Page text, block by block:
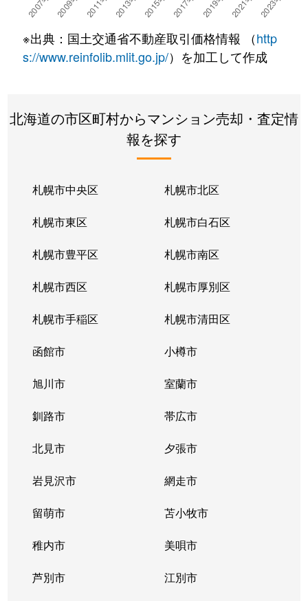
湯川町 780万円 湯の川温泉
徒歩4
湯浜町
450万円 函館アリーナ前
徒歩15
若松町
630万円 函館駅前 徒歩6
※出典：国土交通省不動産取引価格情報 （http
s://www.reinfolib.mlit.go.jp/）を加工して作成
北海道の市区町村からマンション売却・査定情
報を探す
札幌市中央区 札幌市北区
札幌市東区 札幌市白石区
札幌市豊平区 札幌市南区
札幌市西区 札幌市厚別区
札幌市手稲区 札幌市清田区
函館市 小樽市
旭川市 室蘭市
釧路市 帯広市
北見市 夕張市
岩見沢市 網走市
留萌市 苫小牧市
稚内市 美唄市
芦別市 江別市